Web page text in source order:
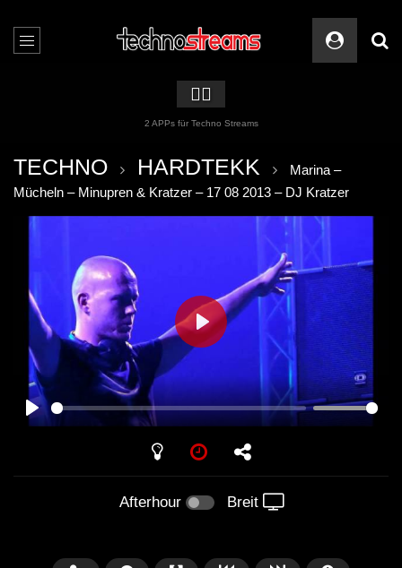
🏳️‍🌈
2 APPs für Techno Streams
TECHNO HARDTEKK
Marina –
Mücheln – Minupren & Kratzer – 17 08 2013 – DJ Kratzer
PLAY
PLAY
Afterhour Breit